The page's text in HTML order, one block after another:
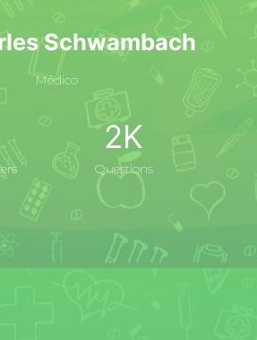
Schwambach
Médico
2K
Questions